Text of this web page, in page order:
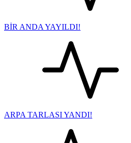
BİR ANDA YAYILDI!
ARPA TARLASI YANDI!